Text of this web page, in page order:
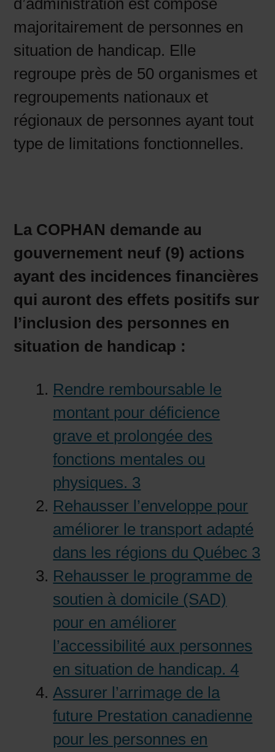
d’administration est composé
majoritairement de personnes en
situation de handicap. Elle
regroupe près de 50 organismes et
regroupements nationaux et
régionaux de personnes ayant tout
type de limitations fonctionnelles.
La COPHAN demande au
gouvernement neuf (9) actions
ayant des incidences financières
qui auront des effets positifs sur
l’inclusion des personnes en
situation de handicap :
Rendre remboursable le
montant pour déficience
grave et prolongée des
fonctions mentales ou
physiques. 3
Rehausser l’enveloppe pour
améliorer le transport adapté
dans les régions du Québec 3
Rehausser le programme de
soutien à domicile (SAD)
pour en améliorer
l’accessibilité aux personnes
en situation de handicap. 4
Assurer l’arrimage de la
future Prestation canadienne
pour les personnes en